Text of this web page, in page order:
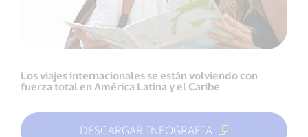
Los viajes internacionales se están volviendo con
fuerza total en América Latina y el Caribe
DESCARGAR INFOGRAFIA